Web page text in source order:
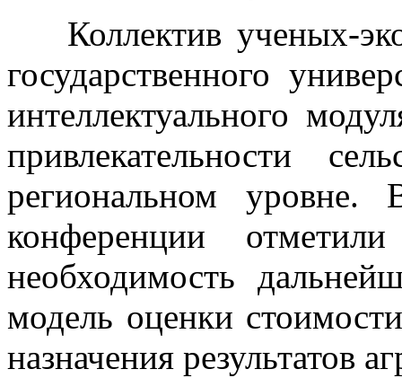
Коллектив ученых-
государственного
интеллектуального
привлекательности
региональном уровне.
конференции отметили
необходимость
модель оценки
назначения результатов